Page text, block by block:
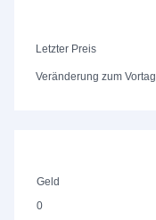
Letzter Preis
Veränderung zum Vortag
Geld
0